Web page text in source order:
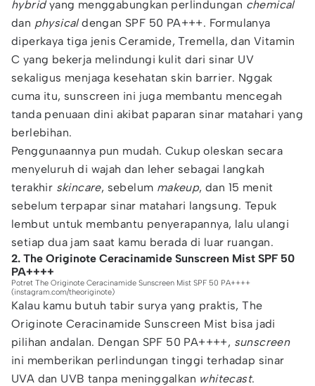
hybridyang menggabungkan perlindungan chemical
dan physicaldengan SPF 50 PA+++. Formulanya
diperkaya tiga jenis Ceramide, Tremella, dan Vitamin
C yang bekerja melindungi kulit dari sinar UV
sekaligus menjaga kesehatan skin barrier. Nggak
cuma itu, sunscreen ini juga membantu mencegah
tanda penuaan dini akibat paparan sinar matahari yang
berlebihan.
Penggunaannya pun mudah. Cukup oleskan secara
menyeluruh di wajah dan leher sebagai langkah
terakhir skincare, sebelum makeup, dan 15 menit
sebelum terpapar sinar matahari langsung. Tepuk
lembut untuk membantu penyerapannya, lalu ulangi
setiap dua jam saat kamu berada di luar ruangan.
2. The Originote Ceracinamide Sunscreen Mist SPF 50
PA++++
Potret The Originote Ceracinamide Sunscreen Mist SPF 50 PA++++
(instagram.com/theoriginote)
Kalau kamu butuh tabir surya yang praktis, The
Originote Ceracinamide Sunscreen Mist bisa jadi
pilihan andalan. Dengan SPF 50 PA++++, sunscreen
ini memberikan perlindungan tinggi terhadap sinar
UVA dan UVB tanpa meninggalkan whitecast.